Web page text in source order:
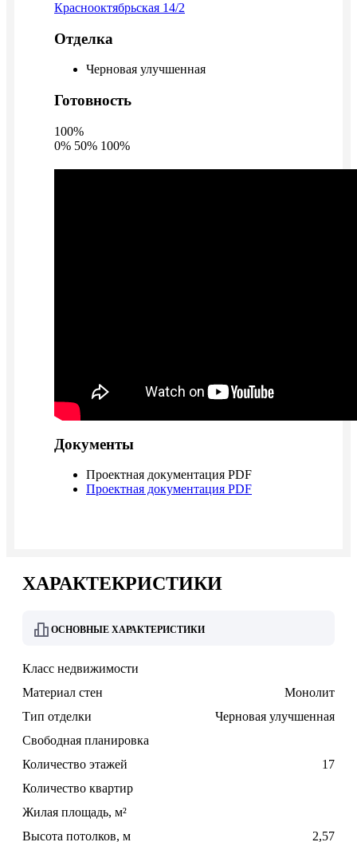
Краснооктябрьская 14/2
Отделка
Черновая улучшенная
Готовность
100%
0% 50% 100%
Документы
Проектная документация PDF
Проектная документация PDF
ХАРАКТЕКРИСТИКИ
ОСНОВНЫЕ ХАРАКТЕРИСТИКИ
Класс недвижимости
Материал стен
Монолит
Тип отделки
Черновая улучшенная
Свободная планировка
Количество этажей
17
Количество квартир
Жилая площадь, м²
Высота потолков, м
2,57